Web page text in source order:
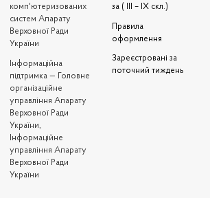
комп'ютеризованих
систем Апарату
Верховної Ради
України
Iнформаційна
підтримка — Головне
організаційне
управління Апарату
Верховної Ради
України,
Інформаційне
управління Апарату
Верховної Ради
України
за ( III – IX скл.)
Правила
оформлення
Зареєстровані за
поточний тиждень